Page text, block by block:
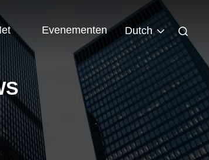
Evenementen Dutch